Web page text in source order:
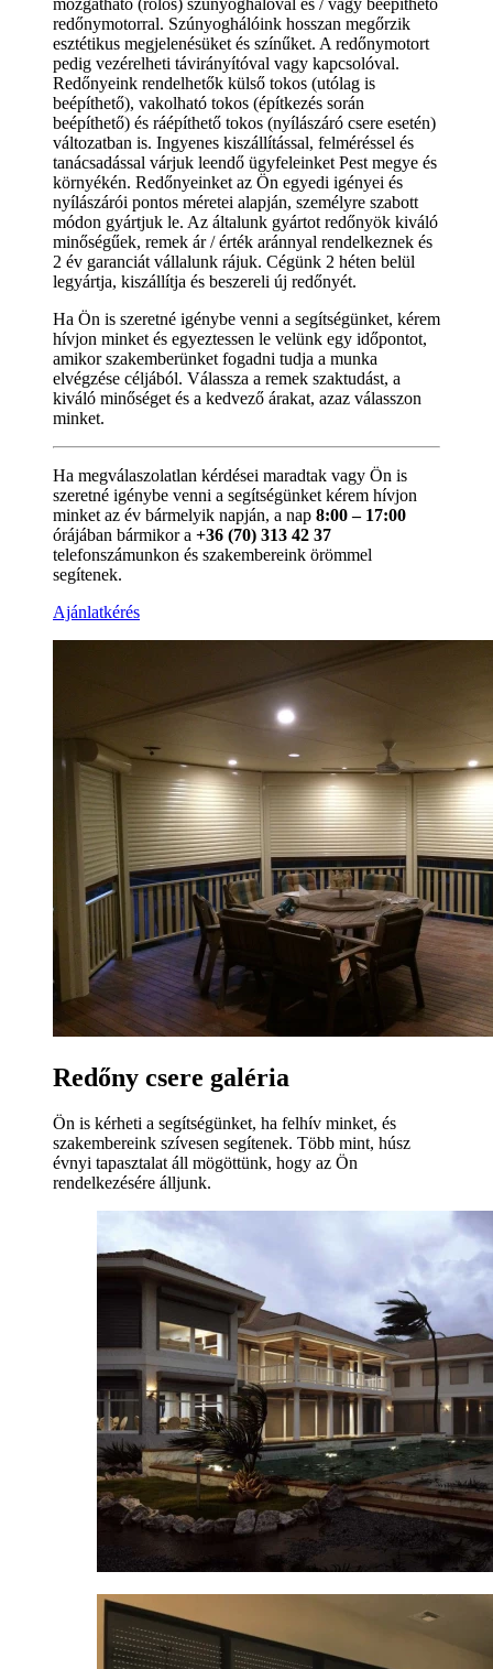
redőnymotorral. Szúnyoghálóink hosszan megőrzik
esztétikus megjelenésüket és színűket. A redőnymotort
pedig vezérelheti távirányítóval vagy kapcsolóval.
Redőnyeink rendelhetők külső tokos (utólag is
beépíthető), vakolható tokos (építkezés során
beépíthető) és ráépíthető tokos (nyílászáró csere esetén)
változatban is. Ingyenes kiszállítással, felméréssel és
tanácsadással várjuk leendő ügyfeleinket Pest megye és
környékén. Redőnyeinket az Ön egyedi igényei és
nyílászárói pontos méretei alapján, személyre szabott
módon gyártjuk le. Az általunk gyártot redőnyök kiváló
minőségűek, remek ár / érték aránnyal rendelkeznek és
2 év garanciát vállalunk rájuk. Cégünk 2 héten belül
legyártja, kiszállítja és beszereli új redőnyét.
Ha Ön is szeretné igénybe venni a segítségünket, kérem
hívjon minket és egyeztessen le velünk egy időpontot,
amikor szakemberünket fogadni tudja a munka
elvégzése céljából. Válassza a remek szaktudást, a
kiváló minőséget és a kedvező árakat, azaz válasszon
minket.
Ha megválaszolatlan kérdései maradtak vagy Ön is
szeretné igénybe venni a segítségünket kérem hívjon
minket az év bármelyik napján, a nap 8:00 – 17:00
órájában bármikor a +36 (70) 313 42 37
telefonszámunkon és szakembereink örömmel
segítenek.
Ajánlatkérés
Redőny csere galéria
Ön is kérheti a segítségünket, ha felhív minket, és
szakembereink szívesen segítenek. Több mint, húsz
évnyi tapasztalat áll mögöttünk, hogy az Ön
rendelkezésére álljunk.